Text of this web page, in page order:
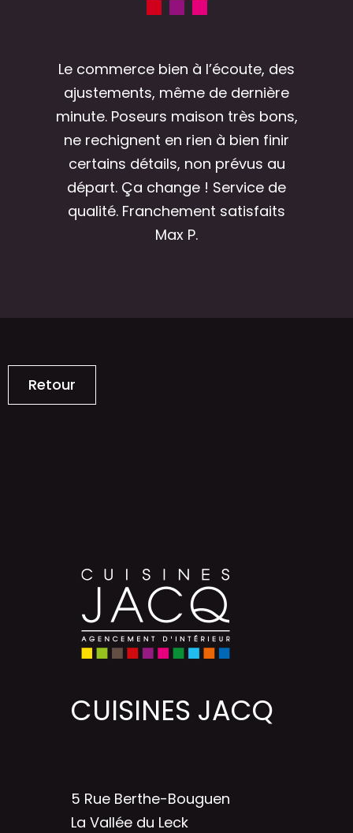
Le commerce bien à l’écoute, des
ajustements, même de dernière
minute. Poseurs maison très bons,
ne rechignent en rien à bien finir
certains détails, non prévus au
départ. Ça change ! Service de
qualité. Franchement satisfaits
Max P.
Retour
CUISINES JACQ
5 Rue Berthe-Bouguen
La Vallée du Leck